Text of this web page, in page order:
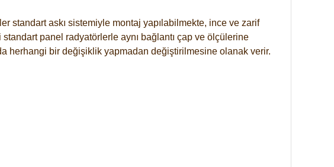
standart askı sistemiyle montaj yapılabilmekte, ince ve zarif
panel radyatörlerle aynı bağlantı çap ve ölçülerine
herhangi bir değişiklik yapmadan değiştirilmesine olanak verir.